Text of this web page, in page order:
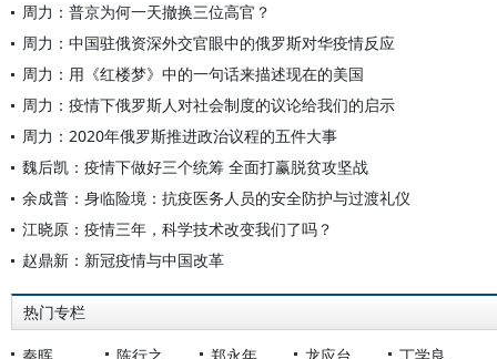
周力：普京为何一天撤换三位高官？
周力：中国驻俄资深外交官眼中的俄罗斯对华疫情反应
周力：用《红楼梦》中的一句话来描述现在的美国
周力：疫情下俄罗斯人对社会制度的议论给我们的启示
周力：2020年俄罗斯推进政治议程的五件大事
魏后凯：疫情下做好三个统筹 全面打赢脱贫攻坚战
余成普：身临险境：抗疫医务人员的安全防护与过渡礼仪
江晓原：疫情三年，科学技术改变我们了吗？
赵鼎新：新冠疫情与中国改革
热门专栏